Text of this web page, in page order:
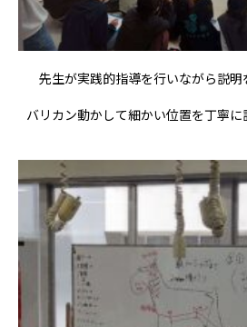
先生が実践的指導を行いながら説明
バリカン動かして細かい位置を丁寧に